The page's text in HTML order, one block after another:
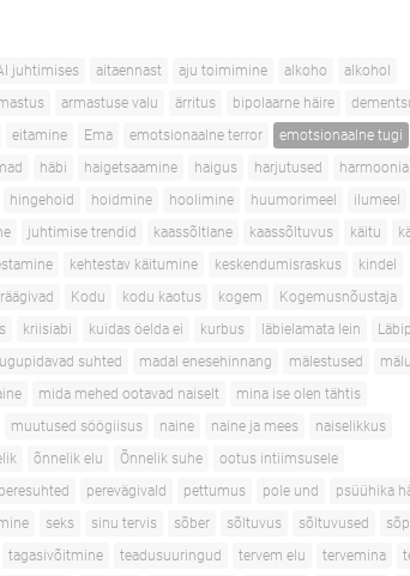
juhtimises aitaennast aju toimimine alkoho
alkohol
armastuse valu ärritus bipolaarne häire
eitamine Ema emotsionaalne terror
emotsionaalne tugi
häbi haigetsaamine haigus harjutused
harmoonia
hingehoid hoidmine hoolimine huumorimeel
ilumeel
juhtimise trendid kaassõltlane kaassõltuvus käitu
kehtestav käitumine keskendumisraskus
kindel
Kodu kodu kaotus kogem
Kogemusnõustaja
kriisiabi kuidas öelda ei kurbus läbielamata lein
lugupidavad suhted madal enesehinnang mälestused
mälu
mida mehed ootavad naiselt
mina ise olen tähtis
muutused söögiisus naine naine ja mees
naiselikkus
õnnelik elu Õnnelik suhe
ootus intiimsusele
peresuhted perevägivald pettumus pole und
psüühika
seks sinu tervis sõber sõltuvus sõltuvused
tagasivõitmine teadusuuringud tervem elu tervemina